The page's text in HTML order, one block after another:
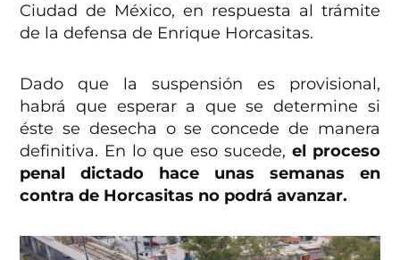
Ciudad de México, en respuesta al trámite
de la defensa de Enrique Horcasitas.
Dado que la suspensión es provisional,
habrá que esperar a que se determine si
éste se desecha o se concede de manera
definitiva. En lo que eso sucede, el proceso
penal dictado hace unas semanas en
contra de Horcasitas no podrá avanzar.